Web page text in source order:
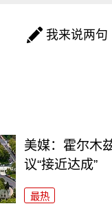
我来说两句
美媒：霍尔木
议“接近达成”
最热